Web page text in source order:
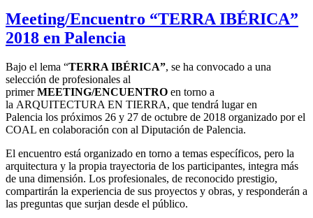
Meeting/Encuentro “TERRA IBÉRICA”
2018 en Palencia
Bajo el lema “TERRA IBÉRICA”, se ha convocado a una
selección de profesionales al
primerMEETING/ENCUENTRO en torno a
la ARQUITECTURA EN TIERRA, que tendrá lugar en
Palencia los próximos 26 y 27 de octubre de 2018 organizado por el
COAL en colaboración con al Diputación de Palencia.
El encuentro está organizado en torno a temas específicos, pero la
arquitectura y la propia trayectoria de los participantes, integra más
de una dimensión. Los profesionales, de reconocido prestigio,
compartirán la experiencia de sus proyectos y obras, y responderán a
las preguntas que surjan desde el público.